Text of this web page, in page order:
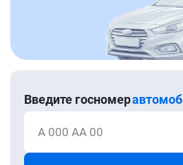
Введите госномер
А 000 АА 00